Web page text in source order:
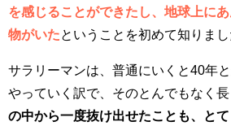
を感じることができたし、地球上に
物がいた ということを初めて知りまし
サラリーマンは、普通にいくと40年
やっていく訳で、そのとんでもなく長
の中から一度抜け出せたことも、と